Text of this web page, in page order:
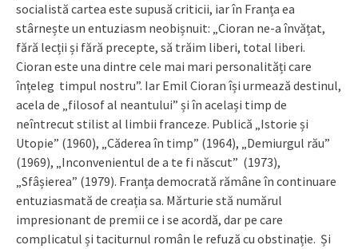
socialistă cartea este supusă criticii, iar în Franța ea
stârnește un entuziasm neobișnuit: „Cioran ne-a învățat,
fără lecții și fără precepte, să trăim liberi, total liberi.
Cioran este una dintre cele mai mari personalități care
înțeleg timpul nostru”. Iar Emil Cioran își urmează destinul,
acela de „filosof al neantului” și în același timp de
neîntrecut stilist al limbii franceze. Publică „Istorie și
Utopie” (1960), „Căderea în timp” (1964), „Demiurgul rău”
(1969), „Inconvenientul de a te fi născut” (1973),
„Sfâșierea” (1979). Franța democrată rămâne în continuare
entuziasmată de creația sa. Mărturie stă numărul
impresionant de premii ce i se acordă, dar pe care
complicatul și taciturnul român le refuză cu obstinație. Și